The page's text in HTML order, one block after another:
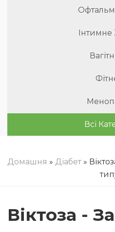
Інтимне
Всі
Домашня » Діабет »
Віктоза -